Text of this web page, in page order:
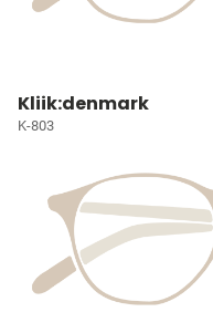
Kliik:denmark
K-803